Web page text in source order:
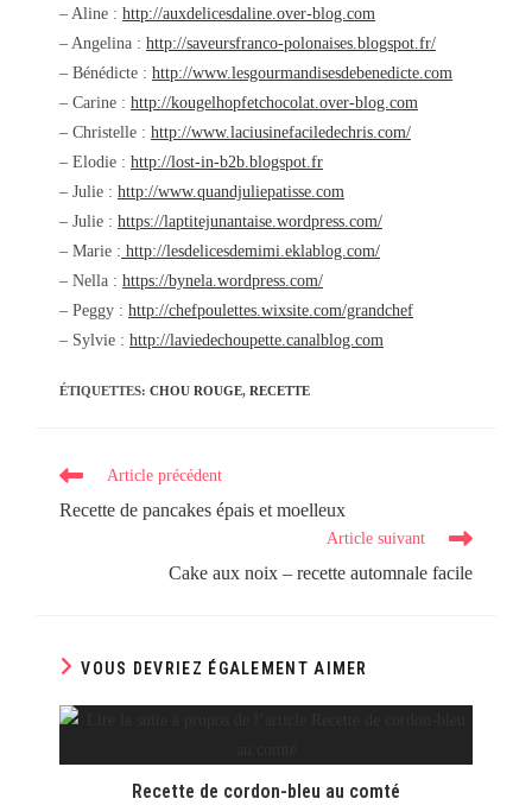
– Aline : http://auxdelicesdaline.over-blog.com
– Angelina : http://saveursfranco-polonaises.blogspot.fr/
– Bénédicte : http://www.lesgourmandisesdebenedicte.com
– Carine : http://kougelhopfetchocolat.over-blog.com
– Christelle : http://www.laciusinefaciledechris.com/
– Elodie : http://lost-in-b2b.blogspot.fr
– Julie : http://www.quandjuliepatisse.com
– Julie : https://laptitejunantaise.wordpress.com/
– Marie : http://lesdelicesdemimi.eklablog.com/
– Nella : https://bynela.wordpress.com/
– Peggy : http://chefpoulettes.wixsite.com/grandchef
– Sylvie : http://laviedechoupette.canalblog.com
ÉTIQUETTES: CHOU ROUGE, RECETTE
Read
articles
Article précédent
Recette de pancakes épais et moelleux
Article suivant
Cake aux noix – recette automnale facile
VOUS DEVRIEZ ÉGALEMENT AIMER
Recette de cordon-bleu au comté